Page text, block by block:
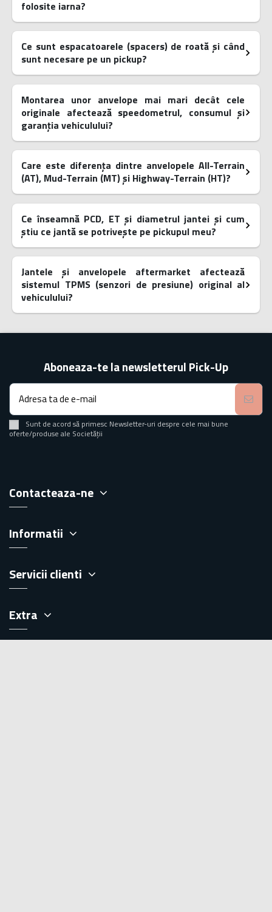
folosite iarna?
Ce sunt espacatoarele (spacers) de roată și când
sunt necesare pe un pickup?
Montarea unor anvelope mai mari decât cele
originale afectează speedometrul, consumul și
garanția vehiculului?
Care este diferența dintre anvelopele All-Terrain
(AT), Mud-Terrain (MT) și Highway-Terrain (HT)?
Ce înseamnă PCD, ET și diametrul jantei și cum
știu ce jantă se potrivește pe pickupul meu?
Jantele și anvelopele aftermarket afectează
sistemul TPMS (senzori de presiune) original al
vehiculului?
Aboneaza-te la newsletterul Pick-Up
Sunt de acord să primesc Newsletter-uri despre cele mai bune
oferte/produse ale Societății
Contacteaza-ne
Informatii
Servicii clienti
Extra